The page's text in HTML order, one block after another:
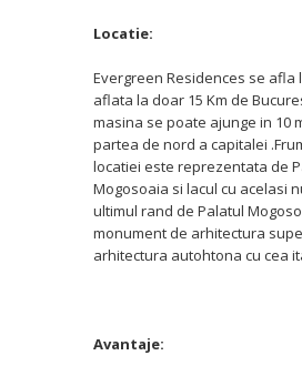
Locatie:
Evergreen Residences se afla
aflata la doar 15 Km de
masina se poate ajunge in 10
partea de nord a capitalei
locatiei este reprezentata de
Mogosoaia si lacul cu acelasi
ultimul rand de Palatul
monument de arhitectura
arhitectura autohtona cu cea
Avantaje: